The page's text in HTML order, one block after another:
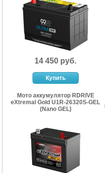
14 450 руб.
Мото аккумулятор RDRIVE
eXtremal Gold U1R-26320S-GEL
(Nano GEL)